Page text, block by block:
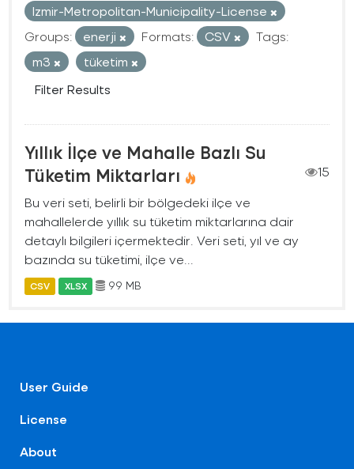
Izmir-Metropolitan-Municipality-License
Groups:
enerji Formats: CSV
Tags:
m3
tüketim
Filter Results
Yıllık İlçe ve Mahalle Bazlı Su
Tüketim Miktarları
15
Bu veri seti, belirli bir bölgedeki ilçe ve
mahallelerde yıllık su tüketim miktarlarına dair
detaylı bilgileri içermektedir. Veri seti, yıl ve ay
bazında su tüketimi, ilçe ve...
CSV XLSX 99 MB
User Guide
License
About